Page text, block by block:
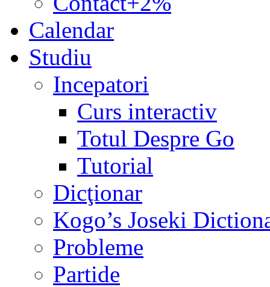
Calendar
Studiu
Incepatori
Curs interactiv
Totul Despre Go
Tutorial
Dicţionar
Kogo’s Joseki
Probleme
Partide